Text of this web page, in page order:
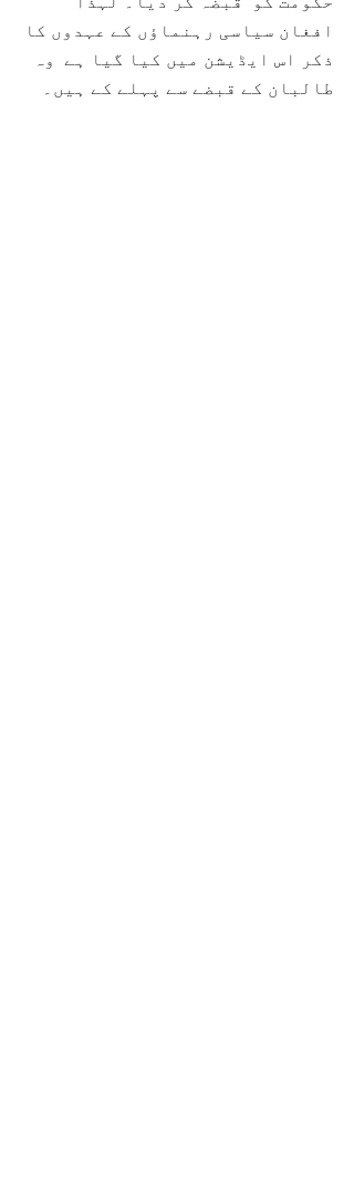
افغان سیاسی رہنماؤں کے عہدوں کا
ذکر اس ایڈیشن میں کیا گیا ہے  وہ
طالبان کے قبضے سے پہلے کے ہیں۔